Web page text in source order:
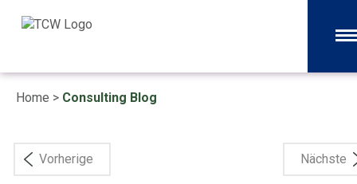
Home > Consulting Blog
Vorherige Nächste